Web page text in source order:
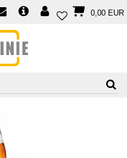
0,00 EUR